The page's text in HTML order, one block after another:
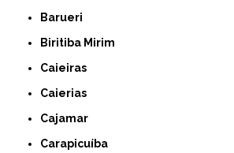
Barueri
Biritiba Mirim
Caieiras
Caierias
Cajamar
Carapicuíba